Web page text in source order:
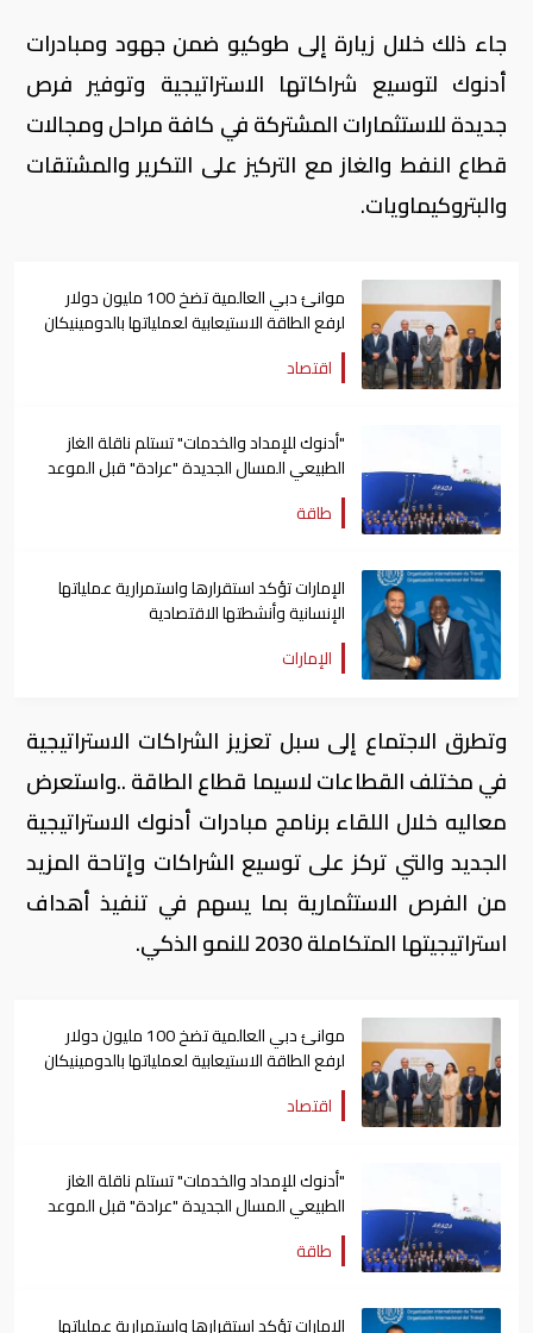
جاء ذلك خلال زيارة إلى طوكيو ضمن جهود ومبادرات
أدنوك لتوسيع شراكاتها الاستراتيجية وتوفير فرص
جديدة للاستثمارات المشتركة في كافة مراحل ومجالات
قطاع النفط والغاز مع التركيز على التكرير والمشتقات
والبتروكيماويات.
موانئ دبي العالمية تضخ 100 مليون دولار
لرفع الطاقة الاستيعابية لعملياتها بالدومينيكان
اقتصاد
"أدنوك للإمداد والخدمات" تستلم ناقلة الغاز
الطبيعي المسال الجديدة "عرادة" قبل الموعد
المحدد
طاقة
الإمارات تؤكد استقرارها واستمرارية عملياتها
الإنسانية وأنشطتها الاقتصادية
الإمارات
وتطرق الاجتماع إلى سبل تعزيز الشراكات الاستراتيجية
في مختلف القطاعات لاسيما قطاع الطاقة ..واستعرض
معاليه خلال اللقاء برنامج مبادرات أدنوك الاستراتيجية
الجديد والتي تركز على توسيع الشراكات وإتاحة المزيد
من الفرص الاستثمارية بما يسهم في تنفيذ أهداف
استراتيجيتها المتكاملة 2030 للنمو الذكي.
موانئ دبي العالمية تضخ 100 مليون دولار
لرفع الطاقة الاستيعابية لعملياتها بالدومينيكان
اقتصاد
"أدنوك للإمداد والخدمات" تستلم ناقلة الغاز
الطبيعي المسال الجديدة "عرادة" قبل الموعد
المحدد
طاقة
الإمارات تؤكد استقرارها واستمرارية عملياتها